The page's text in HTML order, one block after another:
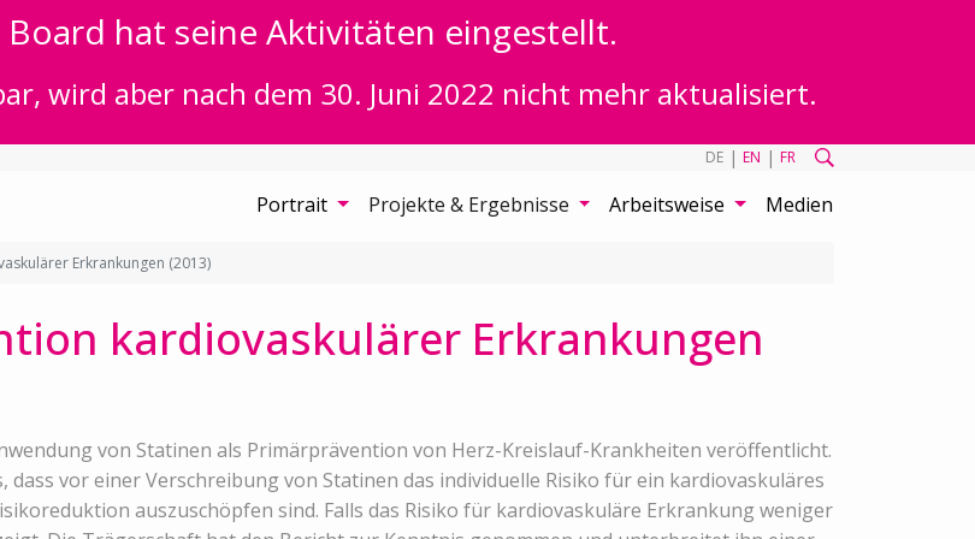
Board hat seine Aktivitäten eingestellt.
wird aber nach dem 30. Juni 2022 nicht mehr aktualisiert.
DE | EN | FR
Portrait Projekte & Ergebnisse Arbeitsweise Medien
Erkrankungen (2013)
kardiovaskulärer Erkrankungen
von Statinen als Primärprävention von Herz-Kreislauf-Krankheiten veröffentlicht.
dass vor einer Verschreibung von Statinen das individuelle Risiko für ein kardiovaskuläres
auszuschöpfen sind. Falls das Risiko für kardiovaskuläre Erkrankung weniger